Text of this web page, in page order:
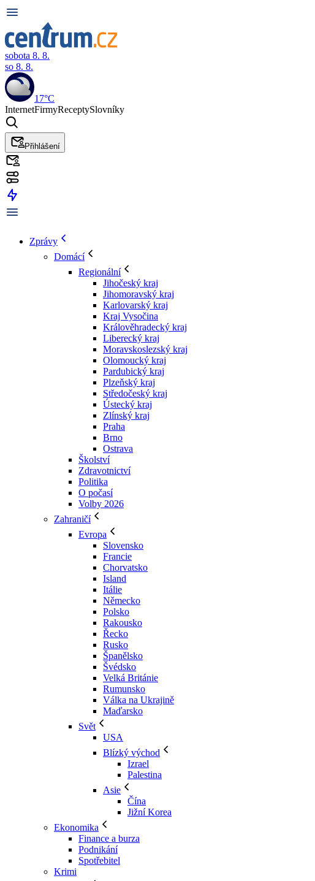
sobota 8. 8.
so 8. 8.
17°C
InternetFirmyReceptySlovníky
Přihlášení
Zprávy
Domácí
Regionální
Jihočeský kraj
Jihomoravský kraj
Karlovarský kraj
Kraj Vysočina
Králověhradecký kraj
Liberecký kraj
Moravskoslezský kraj
Olomoucký kraj
Pardubický kraj
Plzeňský kraj
Středočeský kraj
Ústecký kraj
Zlínský kraj
Praha
Brno
Ostrava
Školství
Zdravotnictví
Politika
O počasí
Volby 2026
Zahraničí
Evropa
Slovensko
Francie
Chorvatsko
Island
Itálie
Německo
Polsko
Rakousko
Řecko
Rusko
Španělsko
Švédsko
Velká Británie
Rumunsko
Válka na Ukrajině
Maďarsko
Svět
USA
Blízký východ
Izrael
Palestina
Asie
Čína
Jižní Korea
Ekonomika
Finance a burza
Podnikání
Spotřebitel
Krimi